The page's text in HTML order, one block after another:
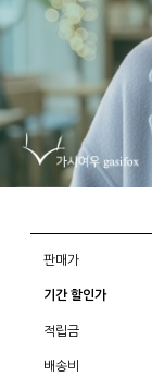
판매가
기간 할인가
적립금
배송비